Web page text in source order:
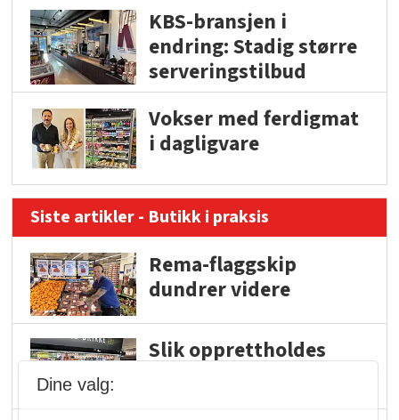
KBS-bransjen i
endring: Stadig større
serveringstilbud
Vokser med ferdigmat
i dagligvare
Siste artikler - Butikk i praksis
Rema-flaggskip
dundrer videre
Slik opprettholdes
Dine valg: